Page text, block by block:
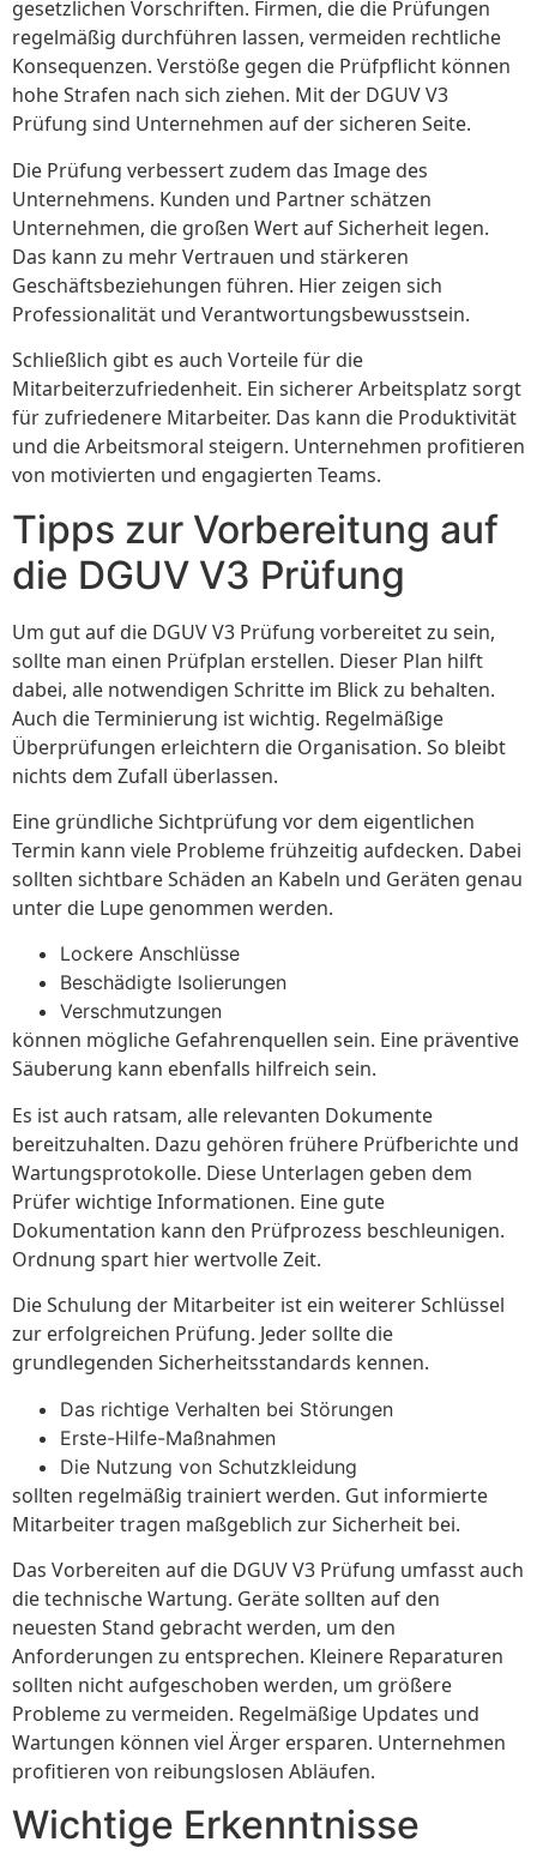
gesetzlichen Vorschriften. Firmen, die die Prüfungen
regelmäßig durchführen lassen, vermeiden rechtliche
Konsequenzen. Verstöße gegen die Prüfpflicht können
hohe Strafen nach sich ziehen. Mit der DGUV V3
Prüfung sind Unternehmen auf der sicheren Seite.
Die Prüfung verbessert zudem das Image des
Unternehmens. Kunden und Partner schätzen
Unternehmen, die großen Wert auf Sicherheit legen.
Das kann zu mehr Vertrauen und stärkeren
Geschäftsbeziehungen führen. Hier zeigen sich
Professionalität und Verantwortungsbewusstsein.
Schließlich gibt es auch Vorteile für die
Mitarbeiterzufriedenheit. Ein sicherer Arbeitsplatz sorgt
für zufriedenere Mitarbeiter. Das kann die Produktivität
und die Arbeitsmoral steigern. Unternehmen profitieren
von motivierten und engagierten Teams.
Tipps zur Vorbereitung auf
die DGUV V3 Prüfung
Um gut auf die DGUV V3 Prüfung vorbereitet zu sein,
sollte man einen Prüfplan erstellen. Dieser Plan hilft
dabei, alle notwendigen Schritte im Blick zu behalten.
Auch die Terminierung ist wichtig. Regelmäßige
Überprüfungen erleichtern die Organisation. So bleibt
nichts dem Zufall überlassen.
Eine gründliche Sichtprüfung vor dem eigentlichen
Termin kann viele Probleme frühzeitig aufdecken. Dabei
sollten sichtbare Schäden an Kabeln und Geräten genau
unter die Lupe genommen werden.
Lockere Anschlüsse
Beschädigte Isolierungen
Verschmutzungen
können mögliche Gefahrenquellen sein. Eine präventive
Säuberung kann ebenfalls hilfreich sein.
Es ist auch ratsam, alle relevanten Dokumente
bereitzuhalten. Dazu gehören frühere Prüfberichte und
Wartungsprotokolle. Diese Unterlagen geben dem
Prüfer wichtige Informationen. Eine gute
Dokumentation kann den Prüfprozess beschleunigen.
Ordnung spart hier wertvolle Zeit.
Die Schulung der Mitarbeiter ist ein weiterer Schlüssel
zur erfolgreichen Prüfung. Jeder sollte die
grundlegenden Sicherheitsstandards kennen.
Das richtige Verhalten bei Störungen
Erste-Hilfe-Maßnahmen
Die Nutzung von Schutzkleidung
sollten regelmäßig trainiert werden. Gut informierte
Mitarbeiter tragen maßgeblich zur Sicherheit bei.
Das Vorbereiten auf die DGUV V3 Prüfung umfasst auch
die technische Wartung. Geräte sollten auf den
neuesten Stand gebracht werden, um den
Anforderungen zu entsprechen. Kleinere Reparaturen
sollten nicht aufgeschoben werden, um größere
Probleme zu vermeiden. Regelmäßige Updates und
Wartungen können viel Ärger ersparen. Unternehmen
profitieren von reibungslosen Abläufen.
Wichtige Erkenntnisse